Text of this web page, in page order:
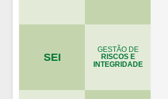
SEI
GESTÃO DE
RISCOS E
INTEGRIDADE